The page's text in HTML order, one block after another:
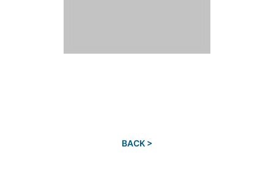
BACK >